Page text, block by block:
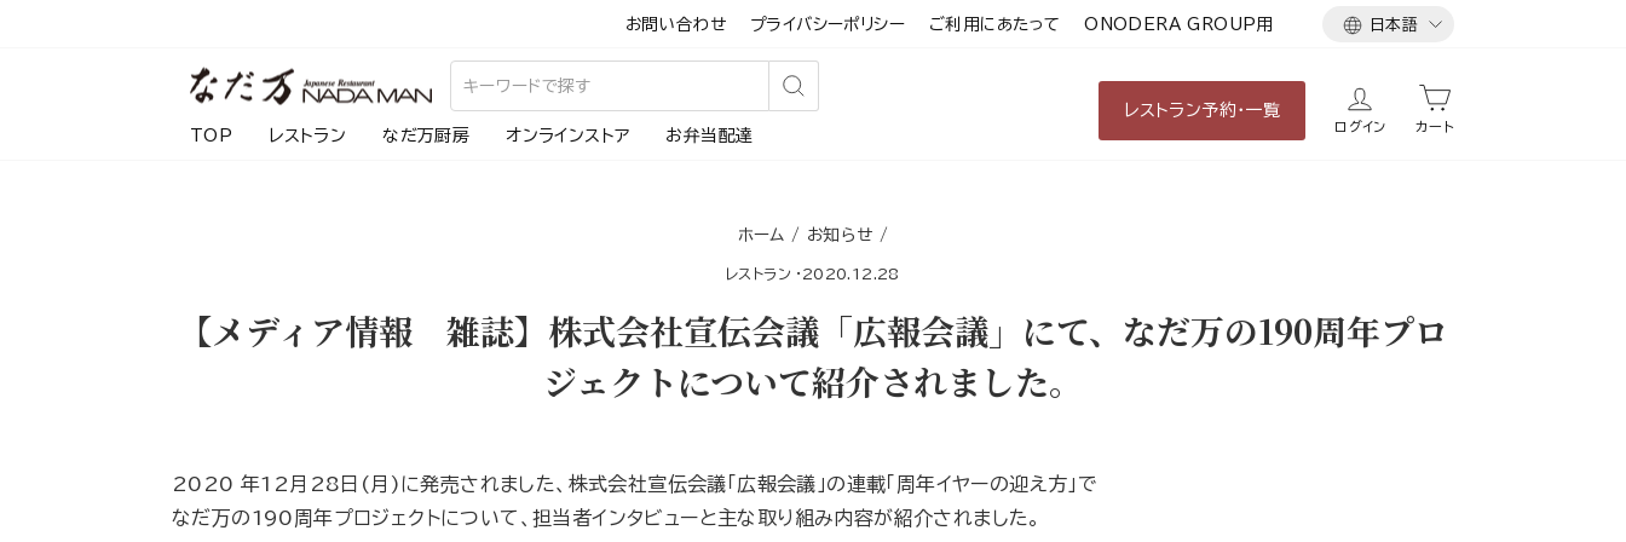
お問い合わせ プライバシーポリシー ご利用にあたって ONODERA GROUP用
言
日本語
検
TOP レストラン なだ万厨房 オンラインストア お弁当配達
レストラン予約・一覧
ログイン カート
ホーム / お知らせ /
レストラン · 2020.12.28
【メディア情報 雑誌】株式会社宣伝会議「広報会議」にて、なだ万の190周年プロ
ジェクトについて紹介されました。
2020 年12月28日(月)に発売されました、株式会社宣伝会議「広報会議」の連載「周年イヤーの迎え方」で
なだ万の190周年プロジェクトについて、担当者インタビューと主な取り組み内容が紹介されました。